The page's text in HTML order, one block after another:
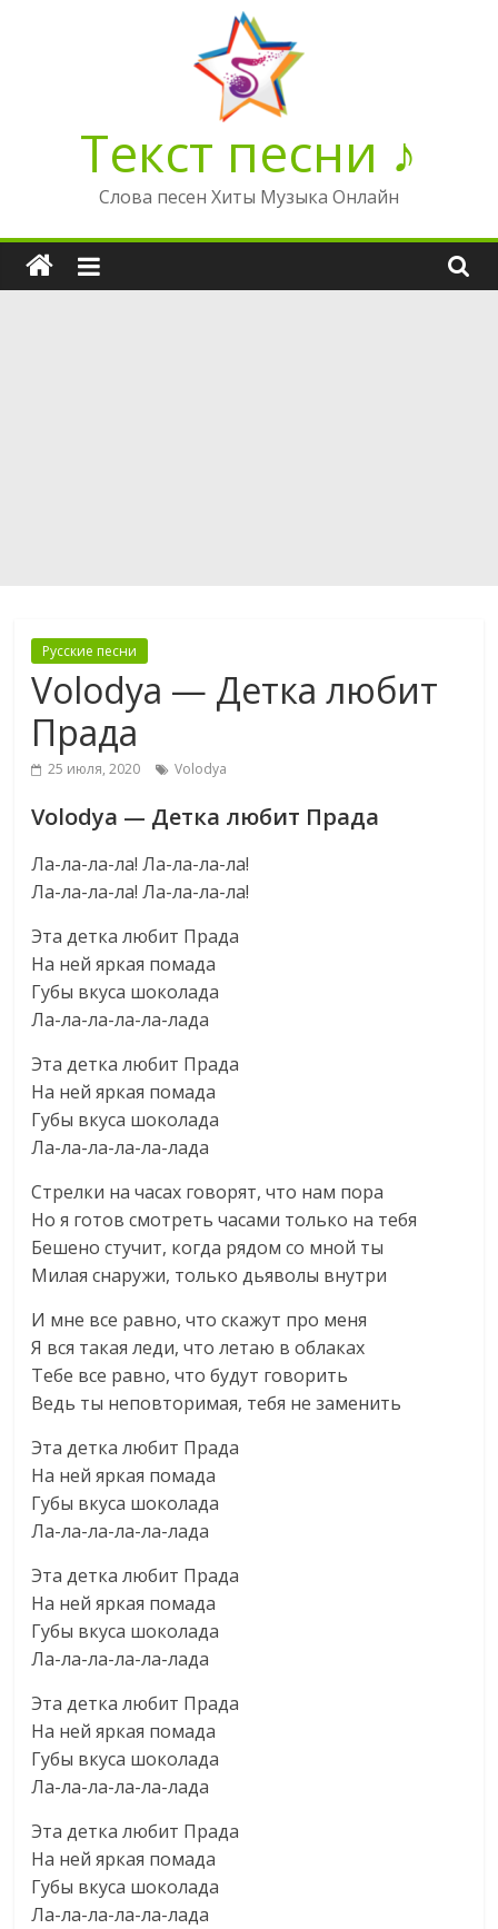
Текст песни ♪
Слова песен Хиты Музыка Онлайн
Русские песни
Volodya — Детка любит
Прада
25 июля, 2020 Volodya
Volodya — Детка любит Прада
Ла-ла-ла-ла! Ла-ла-ла-ла!
Ла-ла-ла-ла! Ла-ла-ла-ла!
Эта детка любит Прада
На ней яркая помада
Губы вкуса шоколада
Ла-ла-ла-ла-ла-лада
Эта детка любит Прада
На ней яркая помада
Губы вкуса шоколада
Ла-ла-ла-ла-ла-лада
Стрелки на часах говорят, что нам пора
Но я готов смотреть часами только на тебя
Бешено стучит, когда рядом со мной ты
Милая снаружи, только дьяволы внутри
И мне все равно, что скажут про меня
Я вся такая леди, что летаю в облаках
Тебе все равно, что будут говорить
Ведь ты неповторимая, тебя не заменить
Эта детка любит Прада
На ней яркая помада
Губы вкуса шоколада
Ла-ла-ла-ла-ла-лада
Эта детка любит Прада
На ней яркая помада
Губы вкуса шоколада
Ла-ла-ла-ла-ла-лада
Эта детка любит Прада
На ней яркая помада
Губы вкуса шоколада
Ла-ла-ла-ла-ла-лада
Эта детка любит Прада
На ней яркая помада
Губы вкуса шоколада
Ла-ла-ла-ла-ла-лада